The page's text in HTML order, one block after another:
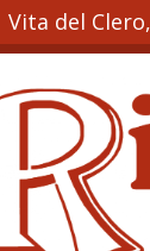
Vita del